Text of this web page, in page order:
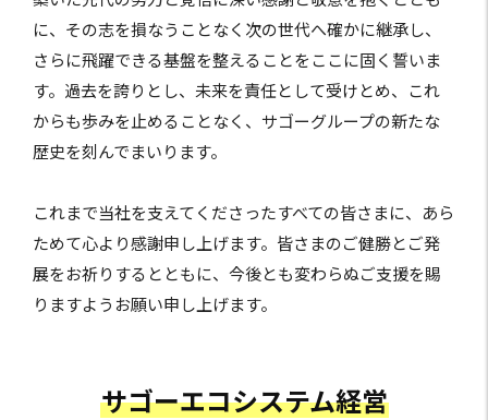
に、その志を損なうことなく次の世代へ確かに継承し、
さらに飛躍できる基盤を整えることをここに固く誓いま
す。過去を誇りとし、未来を責任として受けとめ、これ
からも歩みを止めることなく、サゴーグループの新たな
歴史を刻んでまいります。
これまで当社を支えてくださったすべての皆さまに、あら
ためて心より感謝申し上げます。皆さまのご健勝とご発
展をお祈りするとともに、今後とも変わらぬご支援を賜
りますようお願い申し上げます。
サゴーエコシステム経営